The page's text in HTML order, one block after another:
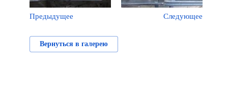
Предыдущее Следующее
Вернуться в галерею